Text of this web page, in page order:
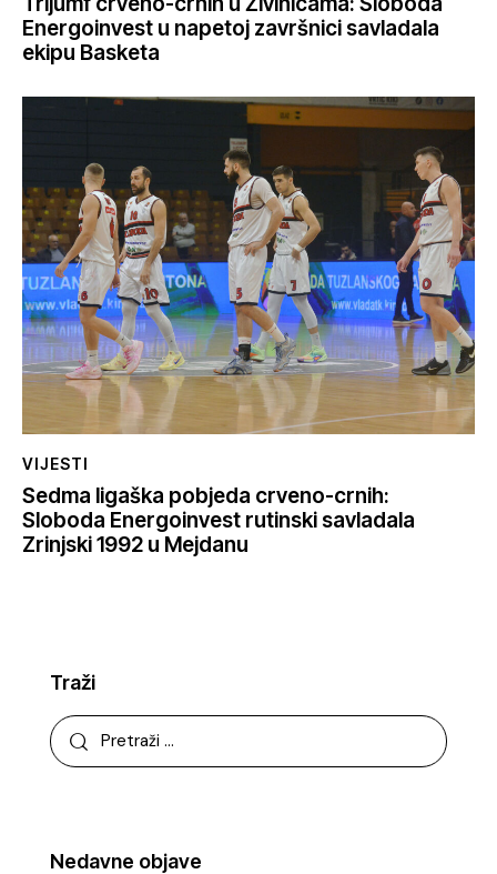
Energoinvest u napetoj završnici savladala
ekipu Basketa
VIJESTI
Sedma ligaška pobjeda crveno-crnih:
Sloboda Energoinvest rutinski savladala
Zrinjski 1992 u Mejdanu
Traži
Nedavne objave